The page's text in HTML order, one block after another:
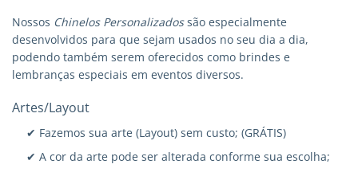
Nossos Chinelos Personalizadossão especialmente
desenvolvidos para que sejam usados no seu dia a dia,
podendo também serem oferecidos como brindes e
lembranças especiais em eventos diversos.
Artes/Layout
✔ Fazemos sua arte (Layout) sem custo; (GRÁTIS)
✔ A cor da arte pode ser alterada conforme sua escolha;